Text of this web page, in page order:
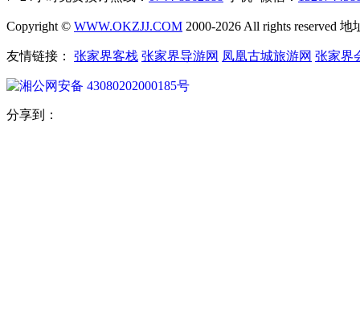
Copyright © WWW.OKZJJ.COM 2000-2026 All rights reserved
友情链接： 张家界客栈 张家界导游网 凤凰古城旅游网 张家界
湘公网安备 43080202000185号
分享到：